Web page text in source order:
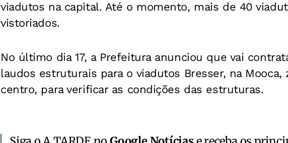
viadutos na capital. Até o momento, mais de 40
vistoriados.
No último dia 17, a Prefeitura anunciou que vai
laudos estruturais para o viadutos Bresser, na
centro, para verificar as condições das estruturas.